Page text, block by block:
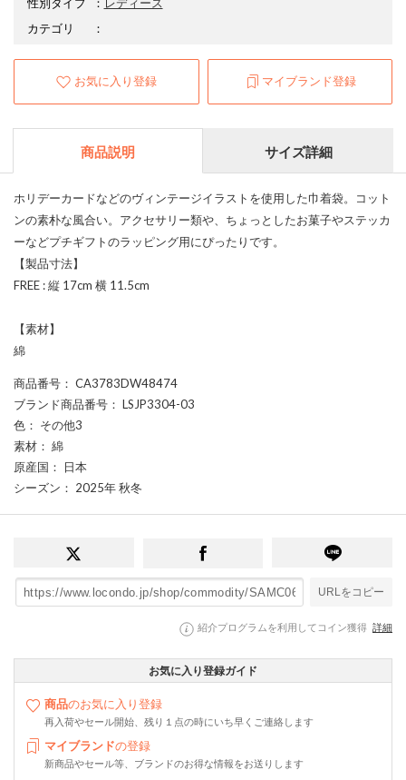
カテゴリ
：
お気に入り登録 マイブランド登録
商品説明 サイズ詳細
ホリデーカードなどのヴィンテージイラストを使用した巾着袋。コット
ンの素朴な風合い。アクセサリー類や、ちょっとしたお菓子やステッカ
ーなどプチギフトのラッピング用にぴったりです。
【製品寸法】
FREE : 縦 17cm 横 11.5cm
【素材】
綿
商品番号 ： CA3783DW48474
ブランド商品番号 ： LSJP3304-03
色 ： その他3
素材 ： 綿
原産国 ： 日本
シーズン ： 2025年 秋冬
URLをコピー
紹介プログラムを利用してコイン獲得 詳細
お気に入り登録ガイド
商品のお気に入り登録
再入荷やセール開始、残り１点の時にいち早くご連絡します
マイブランドの登録
新商品やセール等、ブランドのお得な情報をお送りします